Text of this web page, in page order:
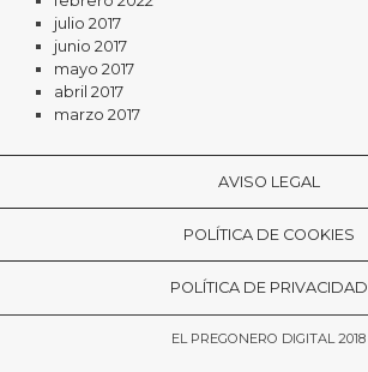
julio 2017
junio 2017
mayo 2017
abril 2017
marzo 2017
AVISO LEGAL
POLÍTICA DE COOKIES
POLÍTICA DE PRIVACIDAD
EL PREGONERO DIGITAL 2018